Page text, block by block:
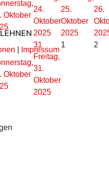
Oktober
24.
Oktober
2025
25.
Oktober
2025
26.
Oktober
31
Freitag,
31.
Oktober
2025
1 2
Impressum